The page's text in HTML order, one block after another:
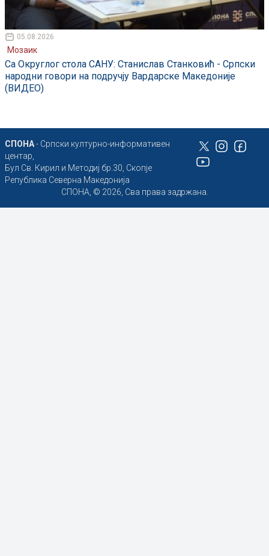
05.08.2026
Мозаик
Са Округлог стола САНУ: Станислав Станковић - Српски
народни говори на подручју Вардарске Македоније
(ВИДЕО)
СПОНА- Српски културно-информативен
центар,
Бул Св. Кирил и Методиј бр.30, Скопје
Република Северна Македонија
СПОНА, © 2026, Сва права задржана.